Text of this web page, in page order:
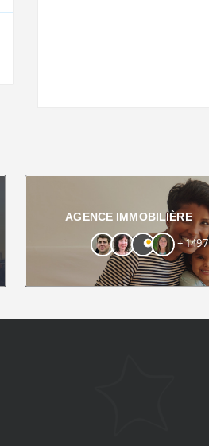
AGENCE IMMOBILIÈRE
+ 1497